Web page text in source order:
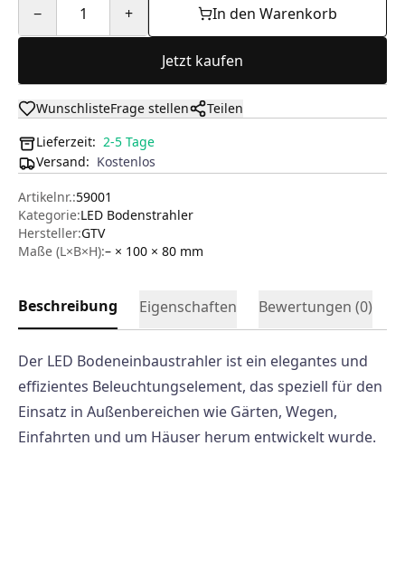
− 1 + In den Warenkorb
Jetzt kaufen
WunschlisteFrage stellen
Teilen
Lieferzeit: 2-5 Tage
Versand: Kostenlos
Artikelnr.:59001
Kategorie:LED Bodenstrahler
Hersteller:GTV
Maße (L×B×H):– × 100 × 80 mm
Beschreibung Eigenschaften Bewertungen (0)
Der LED Bodeneinbaustrahler ist ein elegantes und
effizientes Beleuchtungselement, das speziell für den
Einsatz in Außenbereichen wie Gärten, Wegen,
Einfahrten und um Häuser herum entwickelt wurde.